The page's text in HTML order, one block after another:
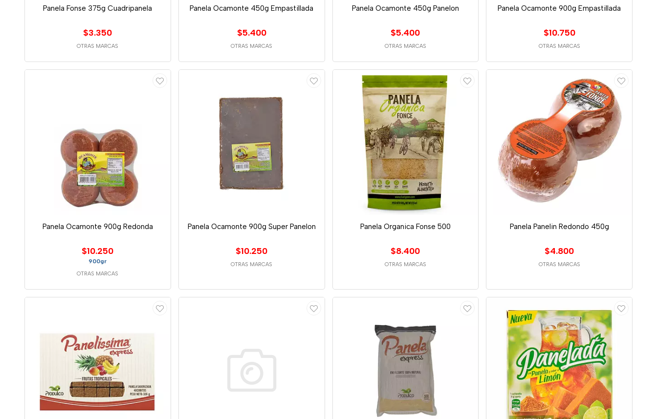
Panela Fonse 375g Cuadripanela
$3.350
OTRAS MARCAS
Panela Ocamonte 450g Empastillada
$5.400
OTRAS MARCAS
Panela Ocamonte 450g Panelon
$5.400
OTRAS MARCAS
Panela Ocamonte 900g Empastillada
$10.750
OTRAS MARCAS
Panela Ocamonte 900g Redonda
$10.250
900gr
OTRAS MARCAS
Panela Ocamonte 900g Super Panelon
$10.250
OTRAS MARCAS
Panela Organica Fonse 500
$8.400
OTRAS MARCAS
Panela Panelin Redondo 450g
$4.800
OTRAS MARCAS